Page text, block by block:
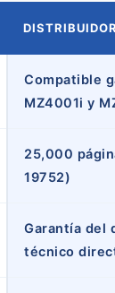
Compatible
MZ4001i y
25,000
19752)
Garantía del
técnico